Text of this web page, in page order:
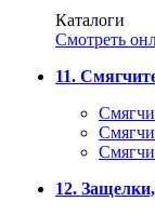
Каталоги
Смотреть
11.
12.